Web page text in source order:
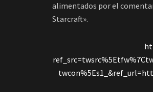
alimentados por el
Starcraft».